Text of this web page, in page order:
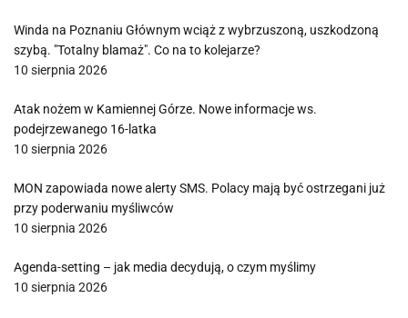
Winda na Poznaniu Głównym wciąż z wybrzuszoną, uszkodzoną
szybą. "Totalny blamaż". Co na to kolejarze?
10 sierpnia 2026
Atak nożem w Kamiennej Górze. Nowe informacje ws.
podejrzewanego 16-latka
10 sierpnia 2026
MON zapowiada nowe alerty SMS. Polacy mają być ostrzegani już
przy poderwaniu myśliwców
10 sierpnia 2026
Agenda-setting – jak media decydują, o czym myślimy
10 sierpnia 2026